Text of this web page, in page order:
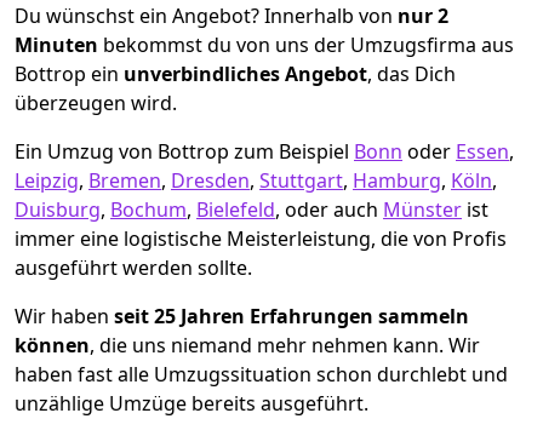
Du wünschst ein Angebot? Innerhalb von nur 2
Minuten bekommst du von uns der Umzugsfirma aus
Bottrop ein unverbindliches Angebot, das Dich
überzeugen wird.
Ein Umzug von Bottrop zum Beispiel Bonn oder Essen,
Leipzig, Bremen, Dresden, Stuttgart, Hamburg, Köln,
Duisburg, Bochum, Bielefeld, oder auch Münster ist
immer eine logistische Meisterleistung, die von Profis
ausgeführt werden sollte.
Wir haben seit25 Jahren Erfahrungen sammeln
können, die uns niemand mehr nehmen kann. Wir
haben fast alle Umzugssituation schon durchlebt und
unzählige Umzüge bereits ausgeführt.